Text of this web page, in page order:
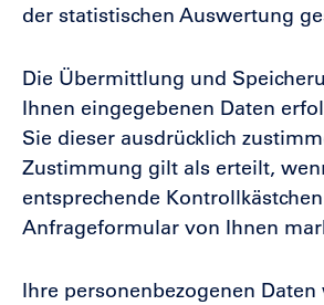
der statistischen Auswertung
Die Übermittlung und
Ihnen eingegebenen Daten
Sie dieser ausdrücklich
Zustimmung gilt als erteilt,
entsprechende
Anfrageformular von Ihnen
Ihre personenbezogenen